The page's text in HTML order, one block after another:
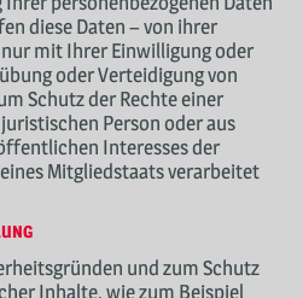
diese Daten – von ihrer
mit Ihrer Einwilligung oder
oder Verteidigung von
Schutz der Rechte einer
Person oder aus
Interesses der
Mitgliedstaats verarbeitet
und zum Schutz
Inhalte, wie zum Beispiel